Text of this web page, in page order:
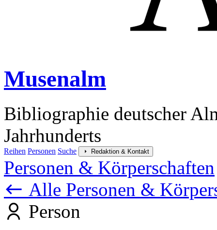
Musenalm
Bibliographie deutscher
Jahrhunderts
Reihen Personen Suche Redaktion & Kontakt
Personen & Körperschaften
Alle Personen &
Person